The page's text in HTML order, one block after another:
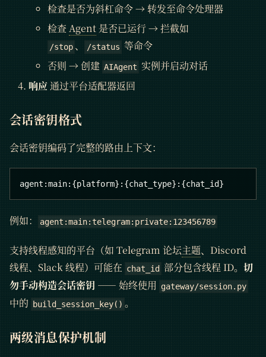
检查是否为斜杠命令 → 转发至命令处理器
检查Agent是否已运行 → 拦截如
/stop 、 /status 等命令
否则 → 创建 AIAgent 实例并启动对话
响应通过平台适配器返回
会话密钥格式
会话密钥编码了完整的路由上下文：
agent:main:{platform}:{chat_type}:{chat_id}
例如： agent:main:telegram:private:123456789
支持线程感知的平台（如 Telegram 论坛主题、Discord
线程、Slack 线程）可能在 chat_id 部分包含线程 ID。切
勿手动构造会话密钥 —— 始终使用 gateway/session.py
中的 build_session_key() 。
两级消息保护机制